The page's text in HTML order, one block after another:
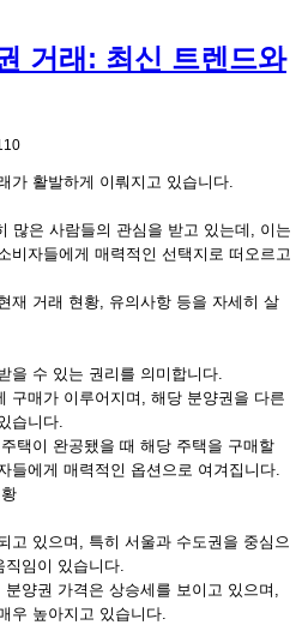
거래: 최신 트렌드와
가 활발하게 이뤄지고 있습니다.
많은 사람들의 관심을 받고 있는데, 이는
비자들에게 매력적인 선택지로 떠오르고
재 거래 현황, 유의사항 등을 자세히 살
을 수 있는 권리를 의미합니다.
구매가 이루어지며, 해당 분양권을 다른
습니다.
택이 완공됐을 때 해당 주택을 구매할
들에게 매력적인 옵션으로 여겨집니다.
고 있으며, 특히 서울과 수도권을 중심으
임이 있습니다.
양권 가격은 상승세를 보이고 있으며,
우 높아지고 있습니다.